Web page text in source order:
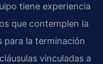
tiene experiencia
que contemplen la
para la terminación
vinculadas a